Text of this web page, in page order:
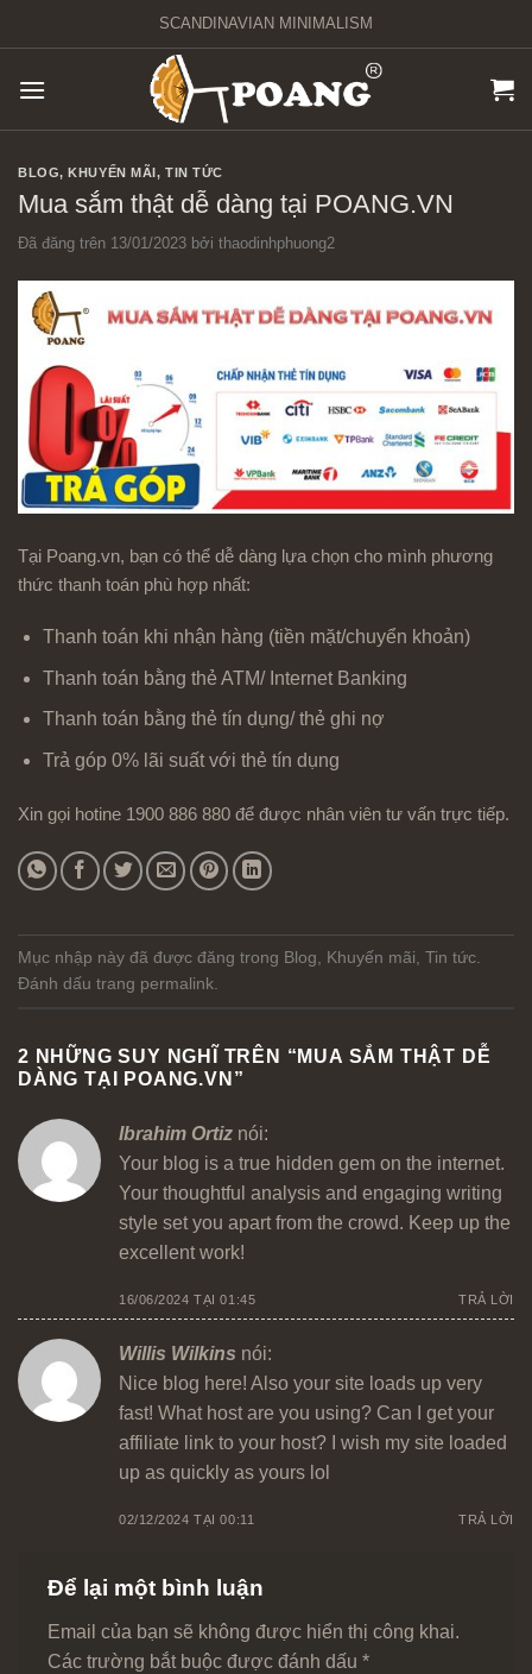
đến
dung
SCANDINAVIAN MINIMALISM
BLOG,KHUYẾN MÃI,TIN TỨC
Mua sắm thật dễ dàng tại POANG.VN
Đã đăng trên 13/01/2023 bởi thaodinhphuong2
Tại Poang.vn, bạn có thể dễ dàng lựa chọn cho mình phương
thức thanh toán phù hợp nhất:
Thanh toán khi nhận hàng (tiền mặt/chuyển khoản)
Thanh toán bằng thẻ ATM/ Internet Banking
Thanh toán bằng thẻ tín dụng/ thẻ ghi nợ
Trả góp 0% lãi suất với thẻ tín dụng
Xin gọi hotine 1900 886 880 để được nhân viên tư vấn trực tiếp.
Mục nhập này đã được đăng trong Blog, Khuyến mãi, Tin tức.
Đánh dấu trang permalink.
2 NHỮNG SUY NGHĨ TRÊN “ MUA SẮM THẬT DỄ
DÀNG TẠI POANG.VN ”
Ibrahim Ortiz nói:
Your blog is a true hidden gem on the internet.
Your thoughtful analysis and engaging writing
style set you apart from the crowd. Keep up the
excellent work!
16/06/2024 TẠI 01:45 TRẢ LỜI
Willis Wilkins nói:
Nice blog here! Also your site loads up very
fast! What host are you using? Can I get your
affiliate link to your host? I wish my site loaded
up as quickly as yours lol
02/12/2024 TẠI 00:11 TRẢ LỜI
Để lại một bình luận
Email của bạn sẽ không được hiển thị công khai.
Các trường bắt buộc được đánh dấu *